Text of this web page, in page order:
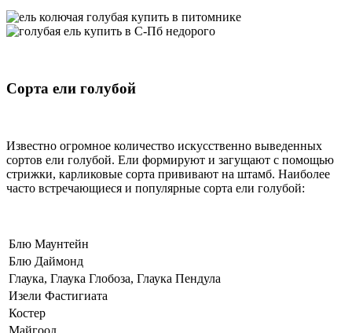
Сорта ели голубой
Известно огромное количество искусственно выведенных
сортов ели голубой. Ели формируют и загущают с помощью
стрижки, карликовые сорта прививают на штамб. Наиболее
часто встречающиеся и популярные сорта ели голубой:
Блю Маунтейн
Блю Даймонд
Глаука, Глаука Глобоза, Глаука Пендула
Изели Фастигиата
Костер
Майгоод